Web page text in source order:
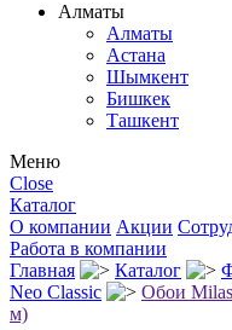
Алматы
Алматы
Астана
Шымкент
Бишкек
Ташкент
Меню
Close
Каталог
О компании Акции
Работа в компании
Главная
Каталог
Neo Classic
Обои
м)